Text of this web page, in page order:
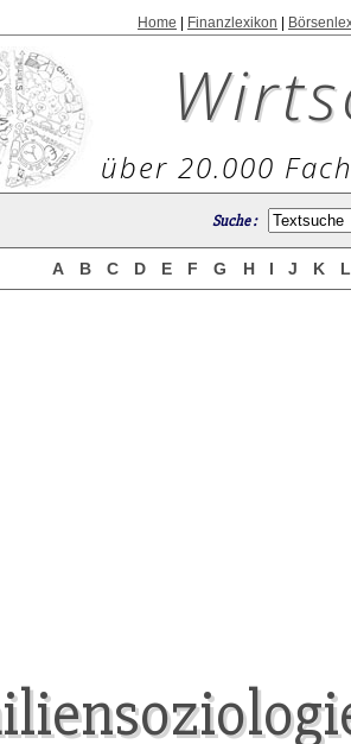
Home Finanzlexikon
über 20.000
Suche :
A B C D E F G H I J K